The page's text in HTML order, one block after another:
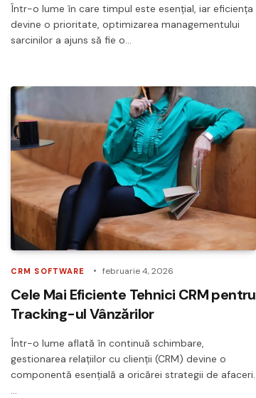
Într-o lume în care timpul este esențial, iar eficiența
devine o prioritate, optimizarea managementului
sarcinilor a ajuns să fie o…
CRM SOFTWARE februarie 4, 2026
Cele Mai Eficiente Tehnici CRM pentru
Tracking-ul Vânzărilor
Într-o lume aflată în continuă schimbare,
gestionarea relațiilor cu clienții (CRM) devine o
componentă esențială a oricărei strategii de afaceri.
…